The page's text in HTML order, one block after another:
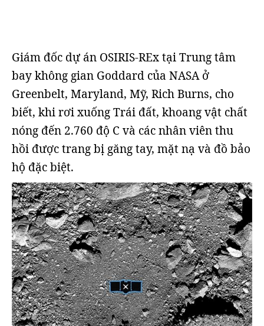
Giám đốc dự án OSIRIS-REx tại Trung tâm
bay không gian Goddard của NASA ở
Greenbelt, Maryland, Mỹ, Rich Burns, cho
biết, khi rơi xuống Trái đất, khoang vật chất
nóng đến 2.760 độ C và các nhân viên thu
hồi được trang bị găng tay, mặt nạ và đồ bảo
hộ đặc biệt.